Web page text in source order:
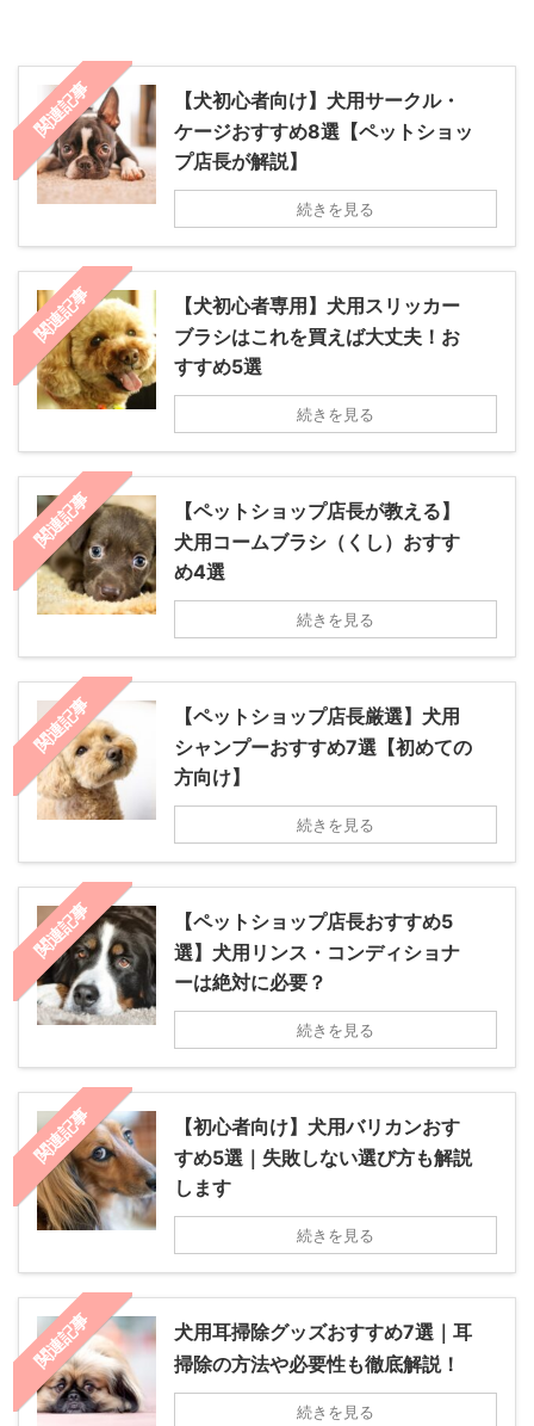
関連記事
【犬初心者向け】犬用サークル・
ケージおすすめ8選【ペットショッ
プ店長が解説】
続きを見る
関連記事
【犬初心者専用】犬用スリッカー
ブラシはこれを買えば大丈夫！お
すすめ5選
続きを見る
関連記事
【ペットショップ店長が教える】
犬用コームブラシ（くし）おすす
め4選
続きを見る
関連記事
【ペットショップ店長厳選】犬用
シャンプーおすすめ7選【初めての
方向け】
続きを見る
関連記事
【ペットショップ店長おすすめ5
選】犬用リンス・コンディショナ
ーは絶対に必要？
続きを見る
関連記事
【初心者向け】犬用バリカンおす
すめ5選｜失敗しない選び方も解説
します
続きを見る
関連記事
犬用耳掃除グッズおすすめ7選｜耳
掃除の方法や必要性も徹底解説！
続きを見る